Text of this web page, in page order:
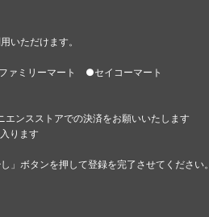
いただけます。
ミリーマート ●セイコーマート
ンスストアでの決済をお願いいたします
ります
」ボタンを押して登録を完了させてください。